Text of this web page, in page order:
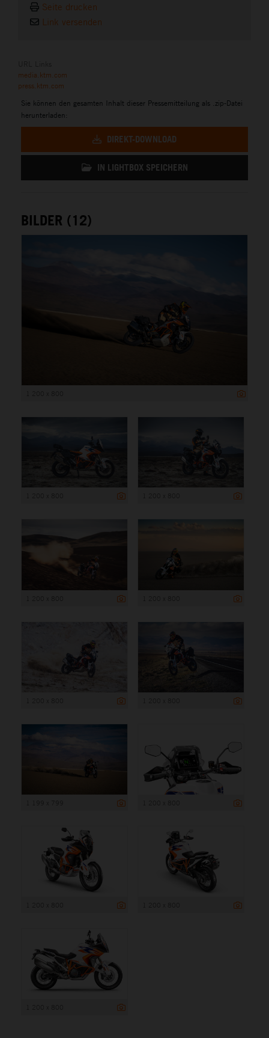
Seite drucken
Link versenden
media.ktm.com
press.ktm.com
Sie können den gesamten Inhalt dieser Pressemitteilung als .zip-Datei
herunterladen:
DIREKT-DOWNLOAD
IN LIGHTBOX SPEICHERN
BILDER (12)